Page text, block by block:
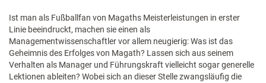
Ist man als Fußballfan von Magaths Meisterleistungen in erster
Linie beeindruckt, machen sie einen als
Managementwissenschaftler vor allem neugierig: Was ist das
Geheimnis des Erfolges von Magath? Lassen sich aus seinem
Verhalten als Manager und Führungskraft vielleicht sogar generelle
Lektionen ableiten? Wobei sich an dieser Stelle zwangsläufig die